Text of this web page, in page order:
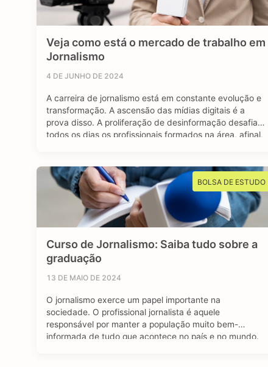
Veja como está o mercado de trabalho em
Jornalismo
4 DE JUNHO DE 2024
A carreira de jornalismo está em constante evolução e
transformação. A ascensão das mídias digitais é a
prova disso. A proliferação de desinformação desafia
todos os dias os profissionais formados na área, afinal,
dos contras, o avanço das redes …
BOLSA DE ESTUDO
Curso de Jornalismo: Saiba tudo sobre a
graduação
13 DE MAIO DE 2024
O jornalismo exerce um papel importante na
sociedade. O profissional jornalista é aquele
responsável por manter a população muito bem-
informada de tudo que acontece no país e no mundo.